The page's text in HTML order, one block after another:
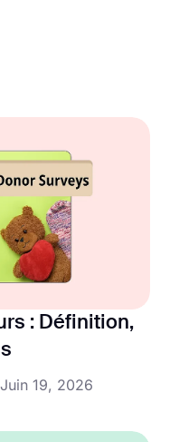
: Définition,
Juin 19, 2026